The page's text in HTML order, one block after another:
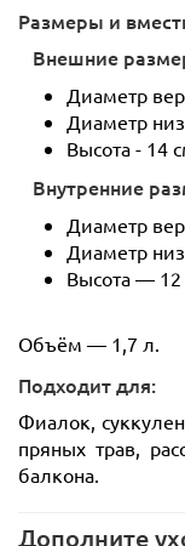
Размеры и
Внешние
Диаметр
Диаметр
Высота - 14
Внутренние
Диаметр
Диаметр
Высота — 12
Объём — 1,7 л.
Подходит для:
Фиалок,
пряных трав,
балкона.
Дополните